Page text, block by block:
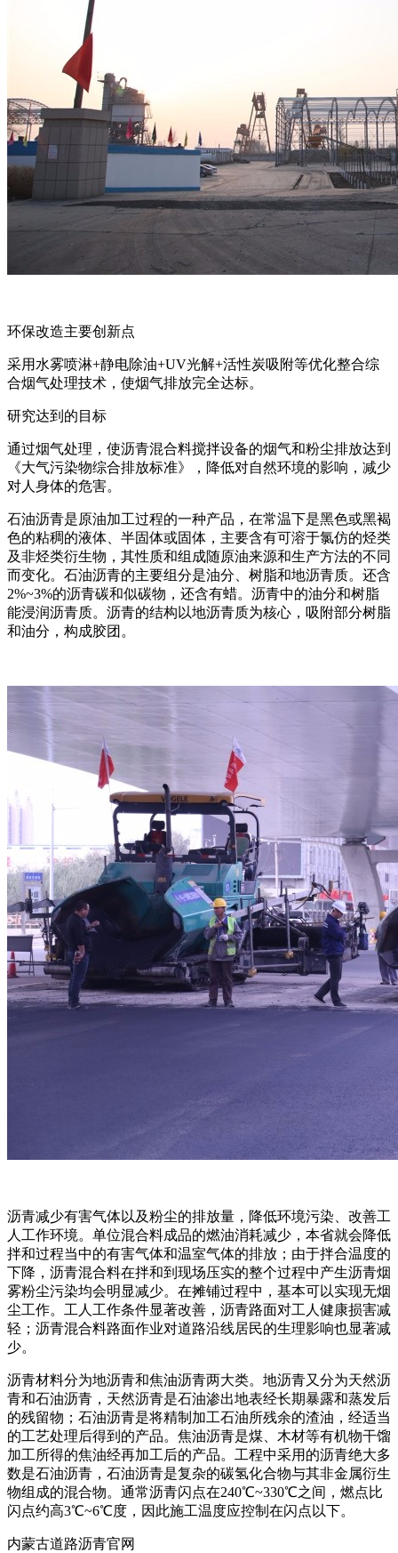
环保改造主要创新点
采用水雾喷淋+静电除油+UV光解+活性炭吸附等优化整合综
合烟气处理技术，使烟气排放完全达标。
研究达到的目标
通过烟气处理，使沥青混合料搅拌设备的烟气和粉尘排放达到
《大气污染物综合排放标准》，降低对自然环境的影响，减少
对人身体的危害。
石油沥青是原油加工过程的一种产品，在常温下是黑色或黑褐
色的粘稠的液体、半固体或固体，主要含有可溶于氯仿的烃类
及非烃类衍生物，其性质和组成随原油来源和生产方法的不同
而变化。石油沥青的主要组分是油分、树脂和地沥青质。还含
2%~3%的沥青碳和似碳物，还含有蜡。沥青中的油分和树脂
能浸润沥青质。沥青的结构以地沥青质为核心，吸附部分树脂
和油分，构成胶团。
沥青减少有害气体以及粉尘的排放量，降低环境污染、改善工
人工作环境。单位混合料成品的燃油消耗减少，本省就会降低
拌和过程当中的有害气体和温室气体的排放；由于拌合温度的
下降，沥青混合料在拌和到现场压实的整个过程中产生沥青烟
雾粉尘污染均会明显减少。在摊铺过程中，基本可以实现无烟
尘工作。工人工作条件显著改善，沥青路面对工人健康损害减
轻；沥青混合料路面作业对道路沿线居民的生理影响也显著减
少。
沥青材料分为地沥青和焦油沥青两大类。地沥青又分为天然沥
青和石油沥青，天然沥青是石油渗出地表经长期暴露和蒸发后
的残留物；石油沥青是将精制加工石油所残余的渣油，经适当
的工艺处理后得到的产品。焦油沥青是煤、木材等有机物干馏
加工所得的焦油经再加工后的产品。工程中采用的沥青绝大多
数是石油沥青，石油沥青是复杂的碳氢化合物与其非金属衍生
物组成的混合物。通常沥青闪点在240℃~330℃之间，燃点比
闪点约高3℃~6℃度，因此施工温度应控制在闪点以下。
内蒙古道路沥青官网